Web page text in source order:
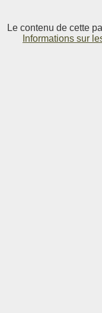
Le contenu de cette
Informations sur